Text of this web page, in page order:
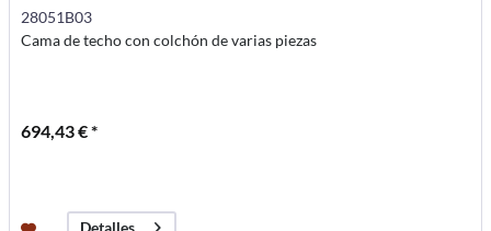
28051B03
Cama de techo con colchón de varias piezas
694,43 € *